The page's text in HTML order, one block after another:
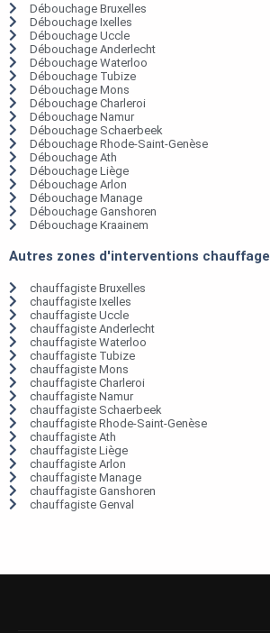
Débouchage Bruxelles
Débouchage Ixelles
Débouchage Uccle
Débouchage Anderlecht
Débouchage Waterloo
Débouchage Tubize
Débouchage Mons
Débouchage Charleroi
Débouchage Namur
Débouchage Schaerbeek
Débouchage Rhode-Saint-Genèse
Débouchage Ath
Débouchage Liège
Débouchage Arlon
Débouchage Manage
Débouchage Ganshoren
Débouchage Kraainem
Autres zones d'interventions chauffage
chauffagiste Bruxelles
chauffagiste Ixelles
chauffagiste Uccle
chauffagiste Anderlecht
chauffagiste Waterloo
chauffagiste Tubize
chauffagiste Mons
chauffagiste Charleroi
chauffagiste Namur
chauffagiste Schaerbeek
chauffagiste Rhode-Saint-Genèse
chauffagiste Ath
chauffagiste Liège
chauffagiste Arlon
chauffagiste Manage
chauffagiste Ganshoren
chauffagiste Genval